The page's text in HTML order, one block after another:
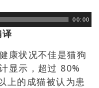
00:00
康状况不佳是猫狗
显示，超过 80%
上的成猫被认为患